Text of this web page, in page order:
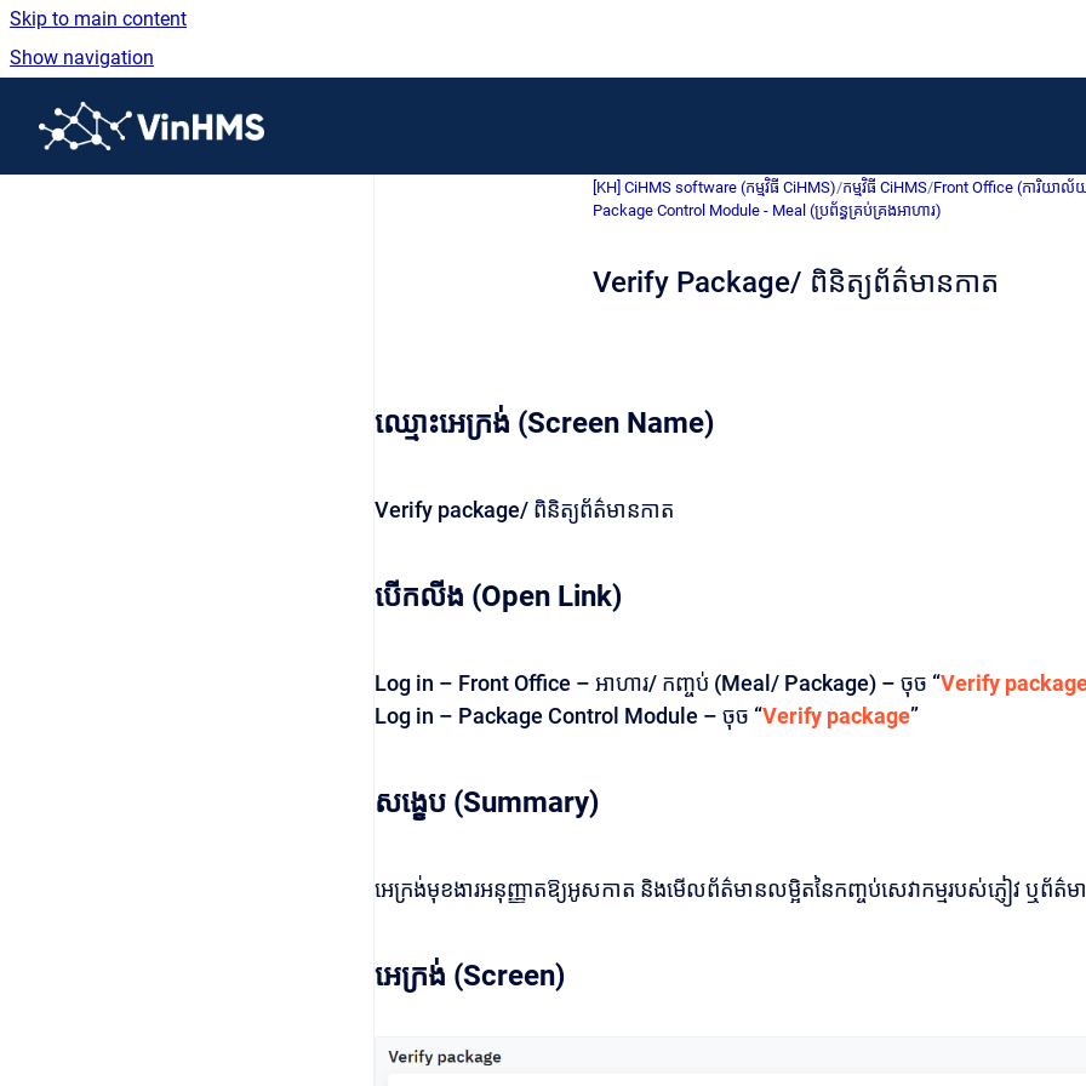
Skip to main content
Show navigation
[KH] CiHMS software (កម្មវិធី CiHMS)/កម្មវិធី CiHMS/Front Office (ការិយាល័
Package Control Module - Meal (ប្រព័ន្ធគ្រប់គ្រងអាហារ)
Verify Package/ ពិនិត្យព័ត៌មានកាត
ឈ្មោះអេក្រង់ (Screen Name)
Verify package/ ពិនិត្យព័ត៌មានកាត
បើកលីង (Open Link)
Log in – Front Office – អាហារ/ កញ្ចប់ (Meal/ Package) – ចុច “Verify
Log in – Package Control Module – ចុច “Verify package”
សង្ខេប (Summary)
អេក្រង់មុខងារអនុញ្ញាតឱ្យអូសកាត និងមើលព័ត៌មានលម្អិតនៃកញ្ចប់សេវាកម្មរបស់ភ្ញៀវ ឬព័ត៌ម
អេក្រង់ (Screen)